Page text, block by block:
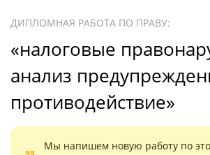
ДИПЛОМНАЯ РАБОТА ПО ПРАВУ:
«налоговые
анализ
противодействие»
Мы напишем новую работу по